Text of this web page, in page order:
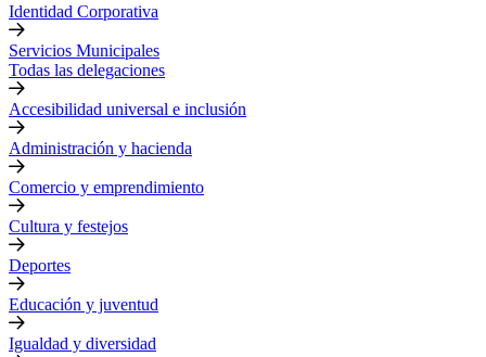
Identidad Corporativa
Servicios Municipales
Todas las delegaciones
Accesibilidad universal e inclusión
Administración y hacienda
Comercio y emprendimiento
Cultura y festejos
Deportes
Educación y juventud
Igualdad y diversidad